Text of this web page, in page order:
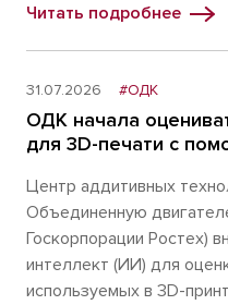
Читать подробнее
31.07.2026 #ОДК
ОДК начала
для 3D-печати с
Центр аддитивных
Объединенную
Госкорпорации Ростех)
интеллект (ИИ) для
используемых в 3D-